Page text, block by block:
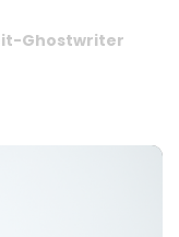
Ghostwriter